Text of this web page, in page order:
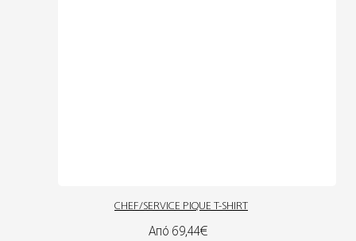
CHEF/SERVICE PIQUE T-SHIRT
Από 69,44€